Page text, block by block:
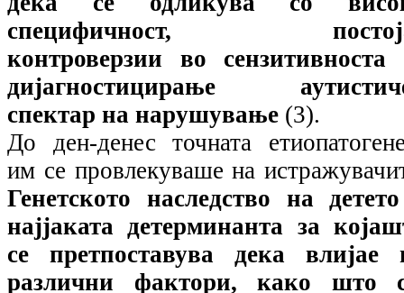
специфичност,
контроверзии во сензитивноста
дијагностицирање
спектар на нарушување (3).
До ден-денес точната
им се провлекуваше на
Генетското наследство на
најјаката детерминанта за
се претпоставува дека влијае
различни фактори, како што